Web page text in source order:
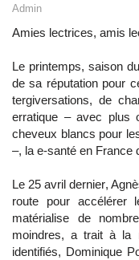
Admin
Amies lectrices, amis
Le printemps, saison
de sa réputation pour
tergiversations, de
erratique – avec plus
cheveux blancs pour
–, la e-santé en France
Le 25 avril dernier,
route pour accélérer
matérialise de
moindres, a trait à la
identifiés, Dominique